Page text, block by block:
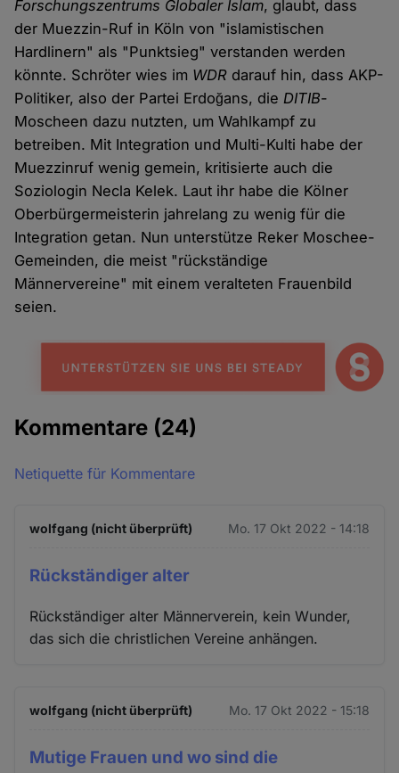
Forschungszentrums Globaler Islam, glaubt, dass
der Muezzin-Ruf in Köln von "islamistischen
Hardlinern" als "Punktsieg" verstanden werden
könnte. Schröter wies im WDR darauf hin, dass AKP-
Politiker, also der Partei Erdoğans, dieDITIB-
Moscheen dazu nutzten, um Wahlkampf zu
betreiben. Mit Integration und Multi-Kulti habe der
Muezzinruf wenig gemein, kritisierte auch die
Soziologin Necla Kelek. Laut ihr habe die Kölner
Oberbürgermeisterin jahrelang zu wenig für die
Integration getan. Nun unterstütze Reker Moschee-
Gemeinden, die meist "rückständige
Männervereine" mit einem veralteten Frauenbild
seien.
Kommentare (24)
Netiquette für Kommentare
wolfgang (nicht überprüft) Mo. 17 Okt 2022 - 14:18
Rückständiger alter
Rückständiger alter Männerverein, kein Wunder,
das sich die christlichen Vereine anhängen.
wolfgang (nicht überprüft) Mo. 17 Okt 2022 - 15:18
Mutige Frauen und wo sind die